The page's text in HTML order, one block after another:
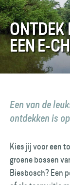
ONTDEK
EEN E-
Een van de
ontdekken is
Kies jij voor een
groene bossen
Biesbosch? Een